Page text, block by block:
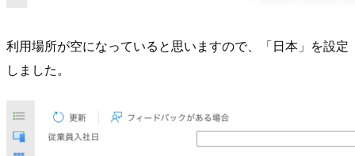
利用場所が空になっていると思いますので、「日本」を設定
しました。